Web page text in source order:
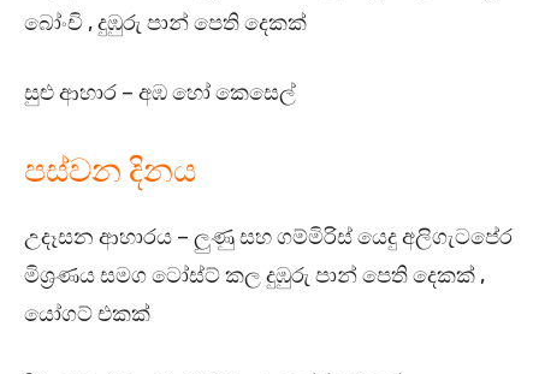
බෝංචි , දුඹුරු පාන් පෙති දෙකක්
සුළු ආහාර – අඹ හෝ කෙසෙල්
පස්වන දිනය
උදෑසන ආහාරය – ලුණු සහ ගම්මිරිස් යෙදු අලිගැටපේර
මිශ්‍රණය සමග ටෝස්ට් කල දුඹුරු පාන් පෙති දෙකක් ,
යෝගට් එකක්